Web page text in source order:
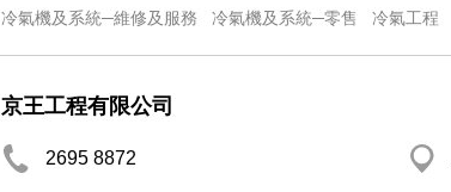
冷氣機及系統─維修及服務 冷氣機及系統─零售 冷氣工程
京王工程有限公司
2695 8872